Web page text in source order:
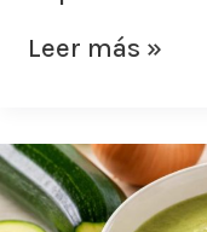
Leer más »
Crema
de
calabacín